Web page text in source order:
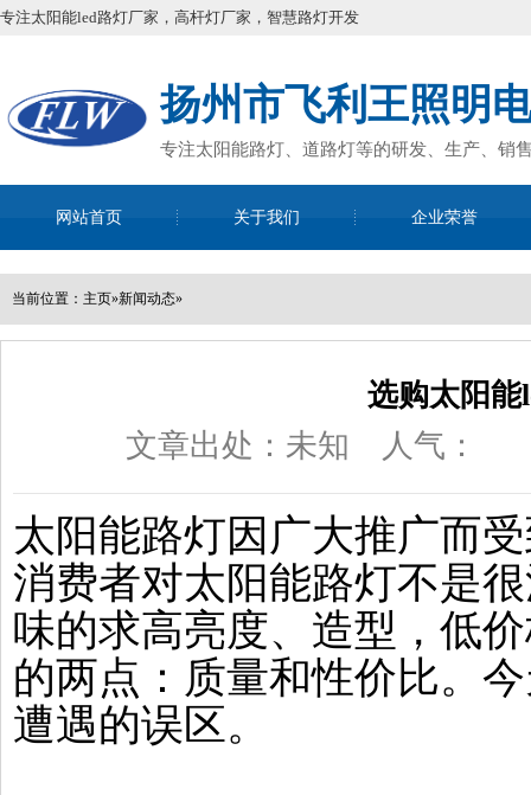
专注太阳能led路灯厂家，高杆灯厂家，智慧路灯开发
扬州市飞利王照明
专注太阳能路灯、道路灯等的研发、生产、销
网站首页 关于我们 企业荣誉
当前位置： 主页»新闻动态»
选购太阳能
文章出处：未知 人气：
太阳能路灯因广大推广而
消费者对太阳能路灯不是
味的求高亮度、造型，低
的两点：质量和性价比。
遭遇的误区。